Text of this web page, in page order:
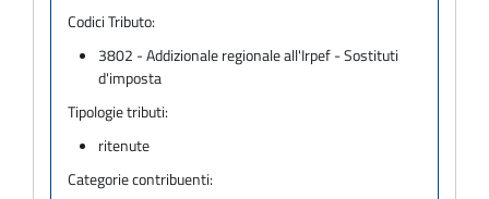
Codici Tributo:
3802 - Addizionale regionale all'Irpef - Sostituti
d'imposta
Tipologie tributi:
ritenute
Categorie contribuenti: